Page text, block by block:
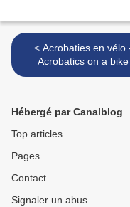
< Acrobaties en vélo -
Acrobatics on a bike
Hébergé par Canalblog
Top articles
Pages
Contact
Signaler un abus